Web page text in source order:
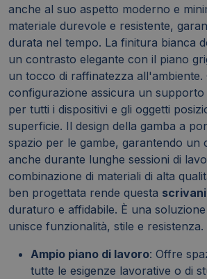
anche al suo aspetto moderno e
materiale durevole e resistente,
durata nel tempo. La finitura bianca
un contrasto elegante con il piano
un tocco di raffinatezza all'ambiente.
configurazione assicura un supporto
per tutti i dispositivi e gli oggetti
superficie. Il design della gamba a
spazio per le gambe, garantendo un
anche durante lunghe sessioni di
combinazione di materiali di alta
ben progettata rende questa
duraturo e affidabile. È una
unisce funzionalità, stile e resistenza.
Ampio piano di lavoro: Offre
tutte le esigenze lavorative o di